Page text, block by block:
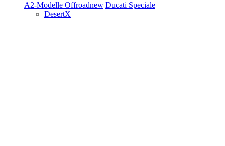
A2-Modelle Offroadnew Ducati Speciale
DesertX